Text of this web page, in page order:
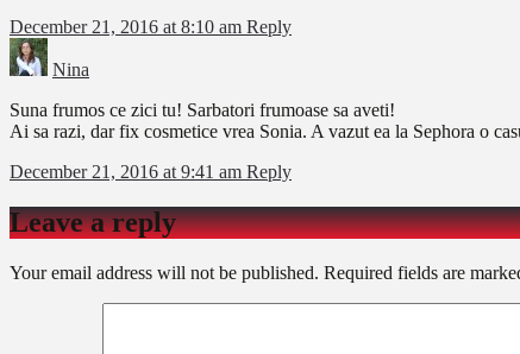
December 21, 2016 at 8:10 am Reply
Nina
Suna frumos ce zici tu! Sarbatori frumoase sa aveti!
Ai sa razi, dar fix cosmetice vrea Sonia. A vazut ea la Sephora o
December 21, 2016 at 9:41 am Reply
Leave a reply
Your email address will not be published. Required fields are